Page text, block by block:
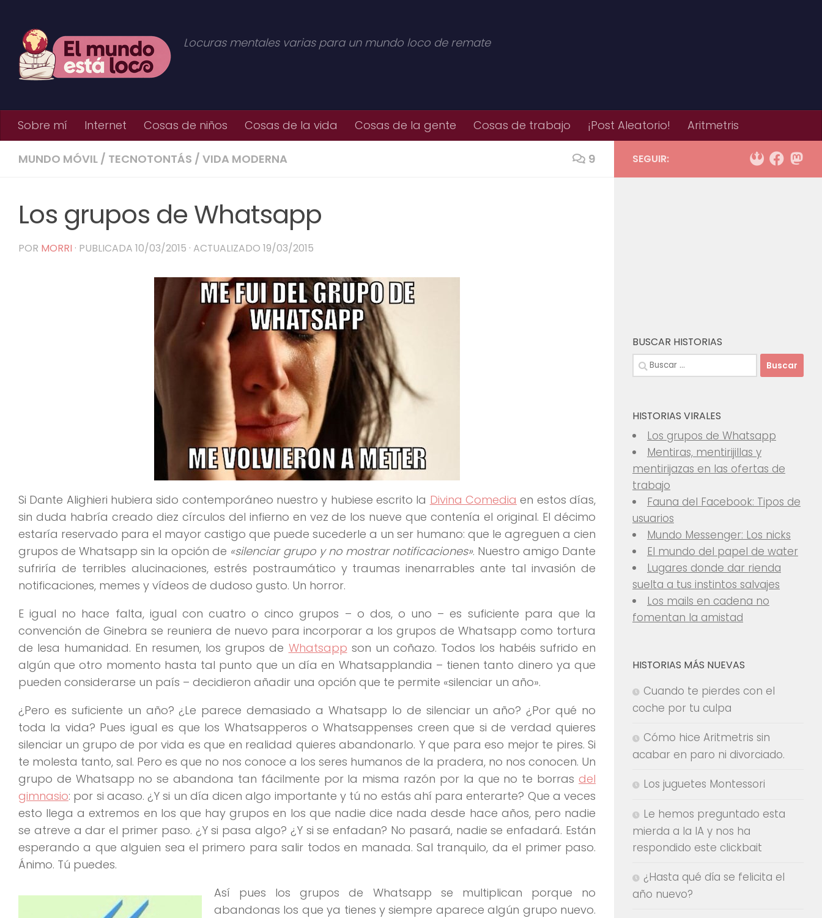
Locuras mentales varias para un mundo loco de remate
Sobre mí Internet Cosas de niños Cosas de la vida Cosas de la gente Cosas de trabajo ¡Post Aleatorio! Aritmetris
MUNDO MÓVIL / TECNOTONTÁS / VIDA MODERNA 9
Los grupos de Whatsapp
POR MORRI · PUBLICADA 10/03/2015 · ACTUALIZADO 19/03/2015
Si Dante Alighieri hubiera sido contemporáneo nuestro y hubiese escrito la Divina Comedia en estos días,
sin duda habría creado diez círculos del infierno en vez de los nueve que contenía el original. El décimo
estaría reservado para el mayor castigo que puede sucederle a un ser humano: que le agreguen a cien
grupos de Whatsapp sin la opción de «silenciar grupo y no mostrar notificaciones». Nuestro amigo Dante
sufriría de terribles alucinaciones, estrés postraumático y traumas inenarrables ante tal invasión de
notificaciones, memes y vídeos de dudoso gusto. Un horror.
E igual no hace falta, igual con cuatro o cinco grupos – o dos, o uno – es suficiente para que la
convención de Ginebra se reuniera de nuevo para incorporar a los grupos de Whatsapp como tortura
de lesa humanidad. En resumen, los grupos de Whatsapp son un coñazo. Todos los habéis sufrido en
algún que otro momento hasta tal punto que un día en Whatsapplandia – tienen tanto dinero ya que
pueden considerarse un país – decidieron añadir una opción que te permite «silenciar un año».
¿Pero es suficiente un año? ¿Le parece demasiado a Whatsapp lo de silenciar un año? ¿Por qué no
toda la vida? Pues igual es que los Whatsapperos o Whatsappenses creen que si de verdad quieres
silenciar un grupo de por vida es que en realidad quieres abandonarlo. Y que para eso mejor te pires. Si
te molesta tanto, sal. Pero es que no nos conoce a los seres humanos de la pradera, no nos conocen. Un
grupo de Whatsapp no se abandona tan fácilmente por la misma razón por la que no te borras del
gimnasio: por si acaso. ¿Y si un día dicen algo importante y tú no estás ahí para enterarte? Que a veces
esto llega a extremos en los que hay grupos en los que nadie dice nada desde hace años, pero nadie
se atreve a dar el primer paso. ¿Y si pasa algo? ¿Y si se enfadan? No pasará, nadie se enfadará. Están
esperando a que alguien sea el primero para salir todos en manada. Sal tranquilo, da el primer paso.
Ánimo. Tú puedes.
Así pues los grupos de Whatsapp se multiplican porque no
abandonas los que ya tienes y siempre aparece algún grupo nuevo.
SEGUIR:
BUSCAR HISTORIAS
Buscar:
HISTORIAS VIRALES
Los grupos de Whatsapp
Mentiras, mentirijillas y
mentirijazas en las ofertas de
trabajo
Fauna del Facebook: Tipos de
usuarios
Mundo Messenger: Los nicks
El mundo del papel de water
Lugares donde dar rienda
suelta a tus instintos salvajes
Los mails en cadena no
fomentan la amistad
HISTORIAS MÁS NUEVAS
Cuando te pierdes con el
coche por tu culpa
Cómo hice Aritmetris sin
acabar en paro ni divorciado.
Los juguetes Montessori
Le hemos preguntado esta
mierda a la IA y nos ha
respondido este clickbait
¿Hasta qué día se felicita el
año nuevo?